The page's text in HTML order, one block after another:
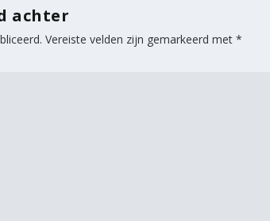
achter
Vereiste velden zijn gemarkeerd met*